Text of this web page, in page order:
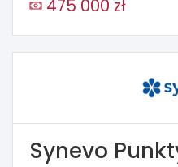
475 000 zł
Synevo